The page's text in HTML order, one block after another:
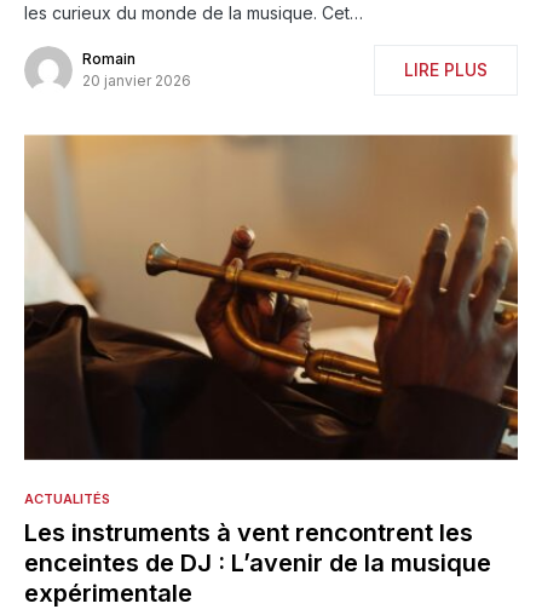
les curieux du monde de la musique. Cet…
Romain
20 janvier 2026
LIRE PLUS
ACTUALITÉS
Les instruments à vent rencontrent les
enceintes de DJ : L’avenir de la musique
expérimentale